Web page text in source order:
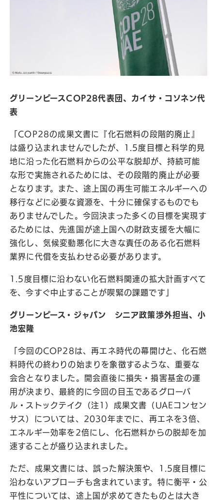
グリーンピースCOP28代表団、カイサ・コソネン代
表
「COP28の成果文書に『化石燃料の段階的廃止』
は盛り込まれませんでしたが、1.5度目標と科学的見
地に沿った化石燃料からの公平な脱却が、持続可能
な形で実施されるためには、その段階的廃止が必要
となります。また、途上国の再生可能エネルギーへの
移行などに必要な資源を、十分に確保するものでも
ありませんでした。今回決まった多くの目標を実現す
るためには、先進国が途上国への財政支援を大幅に
強化し、気候変動悪化に大きな責任のある化石燃料
業界に代償を支払わせる必要があります。
1.5度目標に沿わない化石燃料関連の拡大計画すべて
を、今すぐ中止することが喫緊の課題です」
グリーンピース・ジャパン シニア政策渉外担当、小
池宏隆
「今回のCOP28は、再エネ時代の幕開けと、化石燃
料時代の終わりの始まりを象徴するような、重要な
会合となりました。開会直後に損失・損害基金の運
用が決まり、最終的に今回の目玉であるグローバ
ル・ストックテイク（注1）成果文書（UAEコンセン
サス）については、2030年までに、再エネを3倍、
エネルギー効率を2倍にし、化石燃料からの脱却を加
速することが盛り込まれました。
ただ、成果文書には、誤った解決策や、1.5度目標に
沿わないアプローチも含まれています。特に衡平・公
平性については、途上国が求めてきたものとは大き